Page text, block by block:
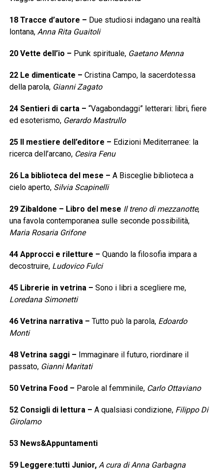
18 Tracce d’autore – Due studiosi indagano una realtà
lontana, Anna Rita Guaitoli
20 Vette dell’io – Punk spirituale, Gaetano Menna
22 Le dimenticate – Cristina Campo, la sacerdotessa
della parola, Gianni Zagato
24 Sentieri di carta– “Vagabondaggi” letterari: libri, fiere
ed esoterismo, Gerardo Mastrullo
25 Il mestiere dell’editore – Edizioni Mediterranee: la
ricerca dell’arcano, Cesira Fenu
26 La biblioteca del mese – A Bisceglie biblioteca a
cielo aperto, Silvia Scapinelli
29 Zibaldone – Libro del mese Il treno di mezzanotte,
una favola contemporanea sulle seconde possibilità,
Maria Rosaria Grifone
44 Approcci e riletture – Quando la filosofia impara a
decostruire, Ludovico Fulci
45 Librerie in vetrina– Sono i libri a scegliere me,
Loredana Simonetti
46 Vetrina narrativa– Tutto può la parola, Edoardo
Monti
48 Vetrina saggi– Immaginare il futuro, riordinare il
passato, Gianni Maritati
50 Vetrina Food – Parole al femminile, Carlo Ottaviano
52 Consigli di lettura– A qualsiasi condizione, Filippo Di
Girolamo
53 News&Appuntamenti
59 Leggere:tutti Junior, A cura di Anna Garbagna